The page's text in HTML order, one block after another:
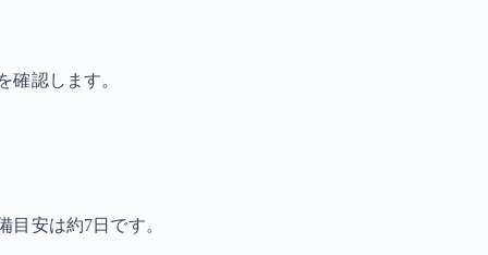
確認します。
安は約7日です。